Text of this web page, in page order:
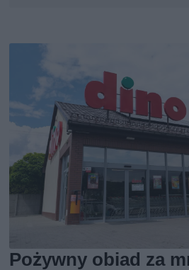
Pożywny obiad za